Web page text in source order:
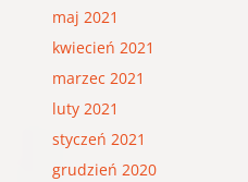
maj 2021
kwiecień 2021
marzec 2021
luty 2021
styczeń 2021
grudzień 2020